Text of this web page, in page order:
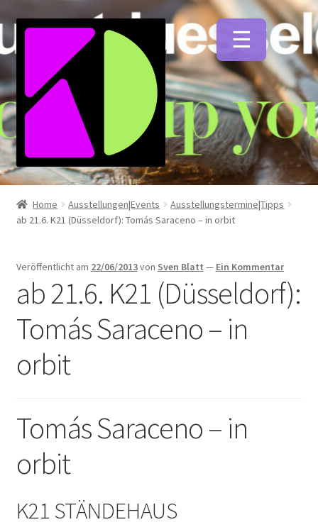
Zur
Zum
Künstlerfarben
öffnen
Pinsel
öffnen
Leinwände
Zeichnen/Kolorieren
Papier
Linoldruck
Zubehör
Home Ausstellungen|Events
Ausstellungstermine|Tipps
ab 21.6. K21 (Düsseldorf): Tomás Saraceno – in orbit
Veröffentlicht am 22/06/2013von Sven Blatt — Ein Kommentar
ab 21.6. K21 (Düsseldorf):
Tomás Saraceno – in
orbit
Tomás Saraceno – in
orbit
K21 STÄNDEHAUS